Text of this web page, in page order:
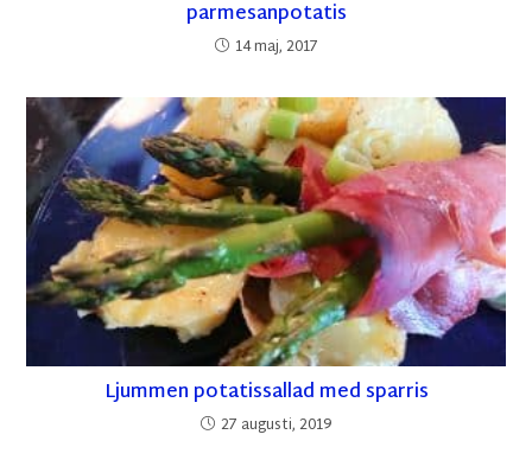
parmesanpotatis
14 maj, 2017
Ljummen potatissallad med sparris
27 augusti, 2019